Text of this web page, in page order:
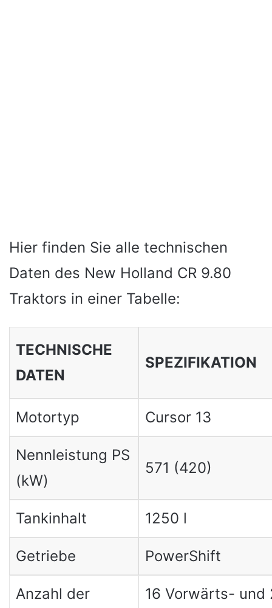
Hier finden Sie alle technischen
Daten des New Holland CR 9.80
Traktors in einer Tabelle:
TECHNISCHE
DATEN
SPEZIFIKATION
Motortyp Cursor 13
Nennleistung PS
(kW)
571 (420)
Tankinhalt 1250 l
Getriebe PowerShift
Anzahl der
16 Vorwärts- und